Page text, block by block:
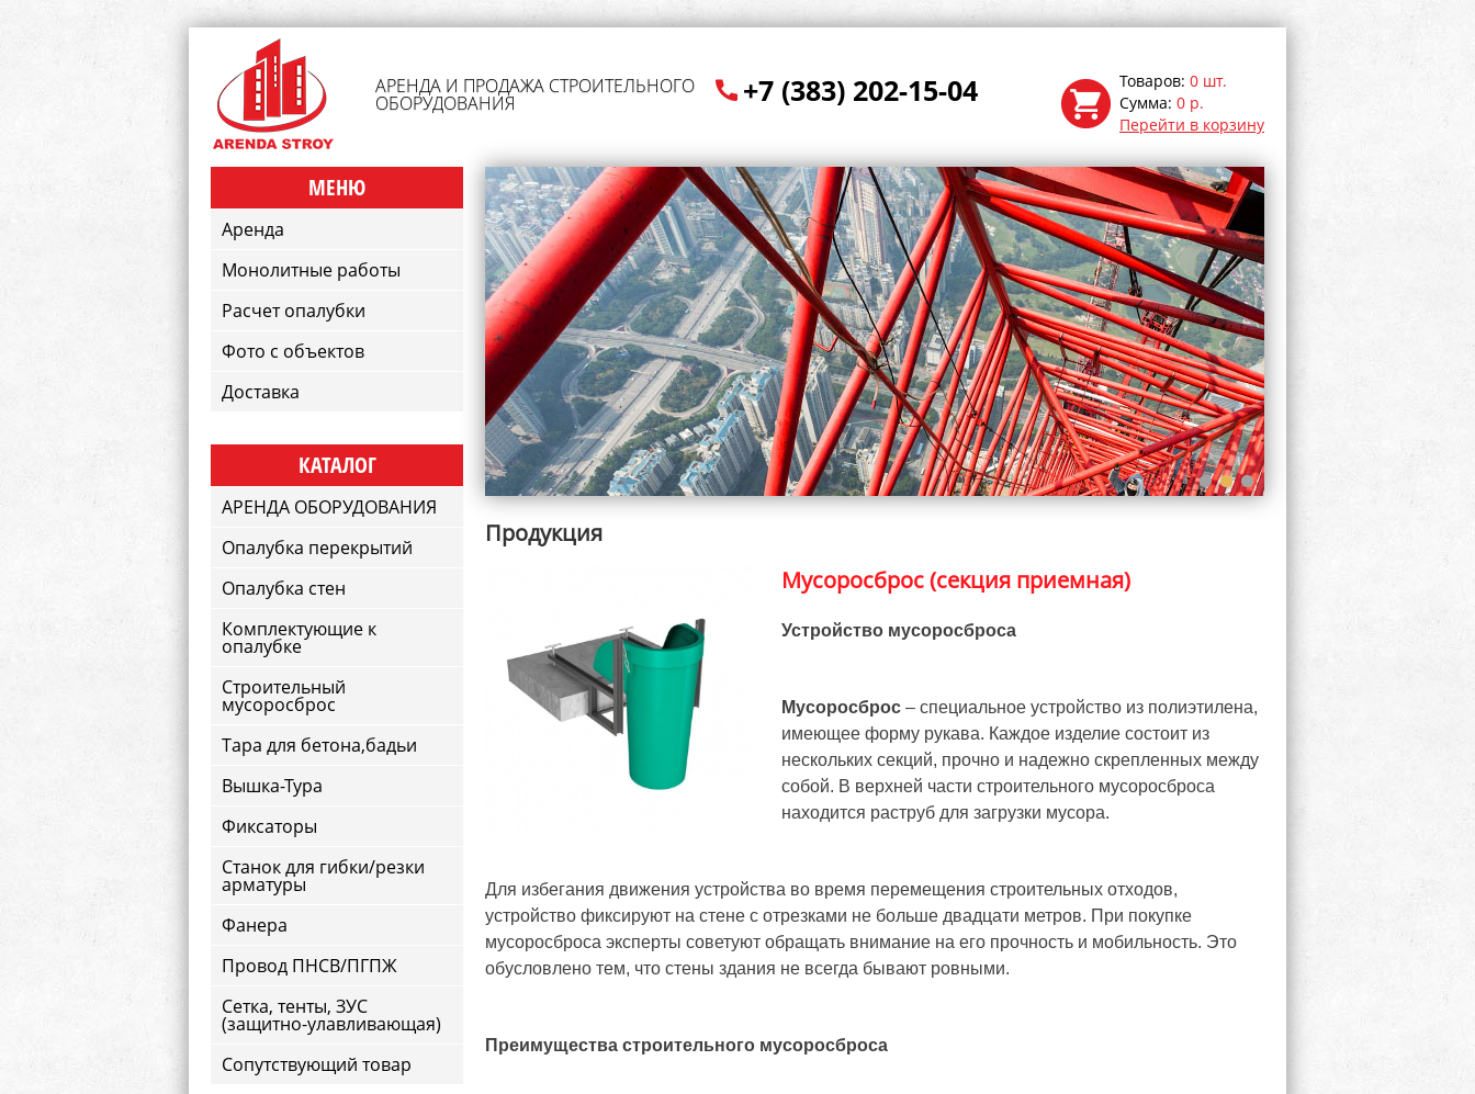
АРЕНДА И ПРОДАЖА СТРОИТЕЛЬНОГО
ОБОРУДОВАНИЯ +7 (383) 202-15-04 Товаров: 0 шт.
Сумма: 0 р.
Перейти в корзину
МЕНЮ
Аренда
Монолитные работы
Расчет опалубки
Фото с объектов
Доставка
КАТАЛОГ
АРЕНДА ОБОРУДОВАНИЯ
Опалубка перекрытий
Опалубка стен
Комплектующие к
опалубке
Строительный
мусоросброс
Тара для бетона,бадьи
Вышка-Тура
Фиксаторы
Станок для гибки/резки
арматуры
Фанера
Провод ПНСВ/ПГПЖ
Сетка, тенты, ЗУС
(защитно-улавливающая)
Сопутствующий товар
Продукция
Мусоросброс (секция приемная)
Устройство мусоросброса
Мусоросброс – специальное устройство из полиэтилена,
имеющее форму рукава. Каждое изделие состоит из
нескольких секций, прочно и надежно скрепленных между
собой. В верхней части строительного мусоросброса
находится раструб для загрузки мусора.
Для избегания движения устройства во время перемещения строительных отходов,
устройство фиксируют на стене с отрезками не больше двадцати метров. При покупке
мусоросброса эксперты советуют обращать внимание на его прочность и мобильность. Это
обусловлено тем, что стены здания не всегда бывают ровными.
Преимущества строительного мусоросброса